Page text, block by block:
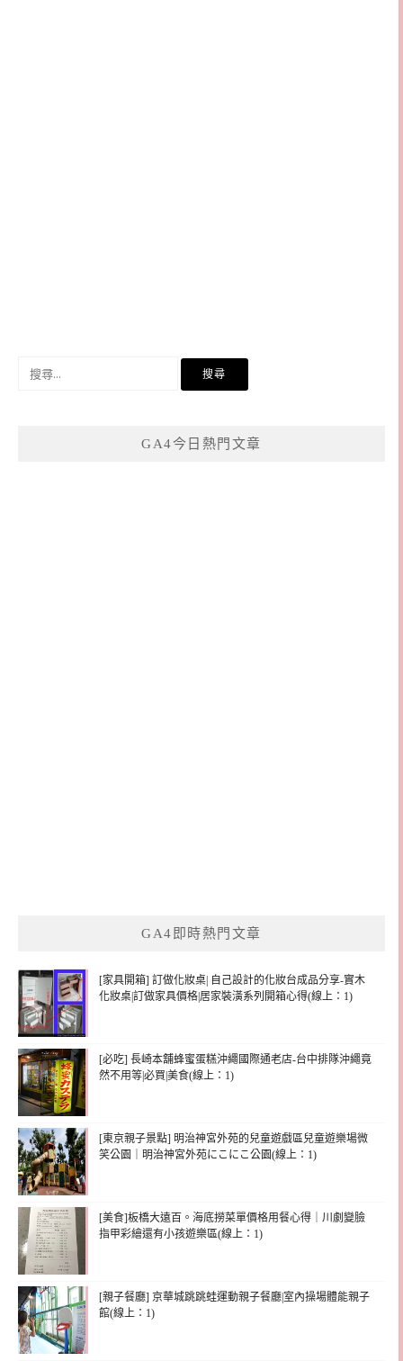
GA4今日熱門文章
GA4即時熱門文章
[家具開箱] 訂做化妝桌| 自己設計的化妝台成品分享-實木
化妝桌|訂做家具價格|居家裝潢系列開箱心得(線上：1)
[必吃] 長崎本舖蜂蜜蛋糕沖繩國際通老店-台中排隊沖繩竟
然不用等|必買|美食(線上：1)
[東京親子景點] 明治神宮外苑的兒童遊戲區兒童遊樂場微
笑公園｜明治神宮外苑にこにこ公園(線上：1)
[美食]板橋大遠百。海底撈菜單價格用餐心得｜川劇變臉
指甲彩繪還有小孩遊樂區(線上：1)
[親子餐廳] 京華城跳跳蛙運動親子餐廳|室內操場體能親子
館(線上：1)